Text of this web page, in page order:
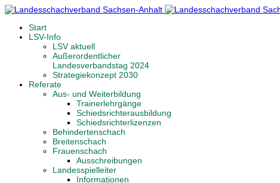
Start
LSV-Info
LSV aktuell
Außerordentlicher
Landesverbandstag 2024
Strategiekonzept 2030
Referate
Aus- und Weiterbildung
Trainerlehrgänge
Schiedsrichterausbildung
Schiedsrichterlizenzen
Behindertenschach
Breitenschach
Frauenschach
Ausschreibungen
Landesspielleiter
Informationen